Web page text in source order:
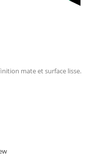
mate et surface lisse.